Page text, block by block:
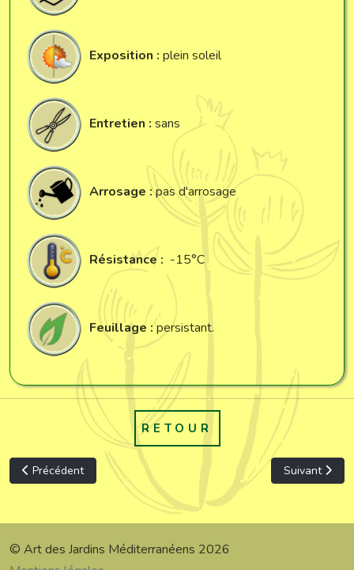
Exposition : plein soleil
Entretien : sans
Arrosage :pas d'arrosage
Résistance : -15°C
Feuillage :persistant.
RETOUR
Article précédent : Phlomis x 'Marina'
Précédent Article
Suivant
© Art des Jardins Méditerranéens 2026